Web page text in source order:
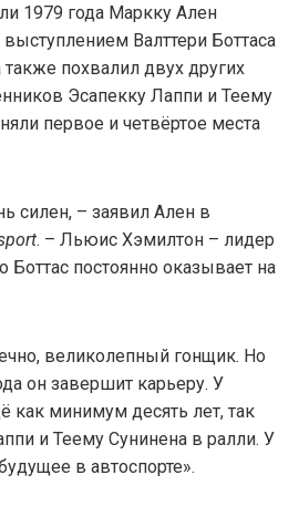
1979 года Маркку Ален
Валттери Боттаса
также похвалил двух других
Эсапекку Лаппи и Теему
первое и четвёртое места
силен, – заявил Ален в
. – Льюис Хэмилтон – лидер
постоянно оказывает на
великолепный гонщик. Но
он завершит карьеру. У
как минимум десять лет, так
и Теему Сунинена в ралли. У
в автоспорте».